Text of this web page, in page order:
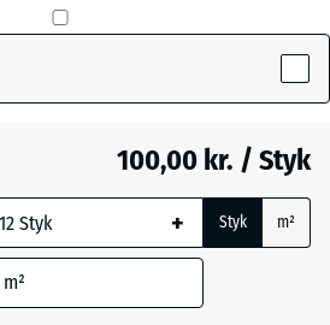
100,00 kr. / Styk
+ Styk m²
m²